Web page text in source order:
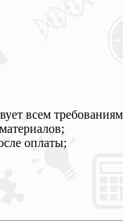
всем
оплаты;